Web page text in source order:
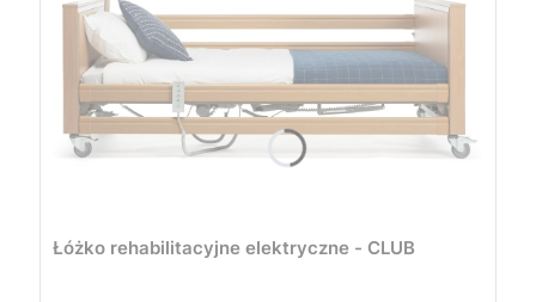
Łóżko rehabilitacyjne elektryczne - CLUB